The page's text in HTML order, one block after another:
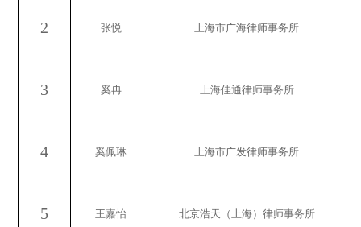
2 张悦 上海市广海律师事务所
3 奚冉 上海佳通律师事务所
4 奚佩琳 上海市广发律师事务所
5 王嘉怡 北京浩天（上海）律师事务所